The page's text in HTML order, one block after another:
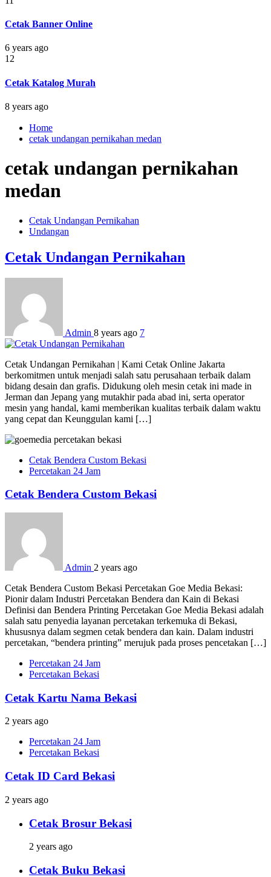
Cetak Banner Online
6 years ago
12
Cetak Katalog Murah
8 years ago
Home
cetak undangan pernikahan medan
cetak undangan pernikahan
medan
Cetak Undangan Pernikahan
Undangan
Cetak Undangan Pernikahan
Admin 8 years ago 7
Cetak Undangan Pernikahan | Kami Cetak Online Jakarta
berkomitmen untuk menjadi salah satu perusahaan terbaik dalam
bidang desain dan grafis. Didukung oleh mesin cetak ini made in
Jerman dan Jepang yang mutakhir pada abad ini, serta operator
mesin yang handal, kami memberikan kualitas terbaik dalam waktu
yang cepat dan Keunggulan kami […]
Cetak Bendera Custom Bekasi
Percetakan 24 Jam
Cetak Bendera Custom Bekasi
Admin 2 years ago
Cetak Bendera Custom Bekasi Percetakan Goe Media Bekasi:
Pionir dalam Industri Percetakan Bendera dan Kain di Bekasi
Definisi dan Bendera Printing Percetakan Goe Media Bekasi adalah
salah satu penyedia layanan percetakan terkemuka di Bekasi,
khususnya dalam segmen cetak bendera dan kain. Dalam industri
percetakan, “bendera printing” merujuk pada proses pencetakan […]
Percetakan 24 Jam
Percetakan Bekasi
Cetak Kartu Nama Bekasi
2 years ago
Percetakan 24 Jam
Percetakan Bekasi
Cetak ID Card Bekasi
2 years ago
Cetak Brosur Bekasi
2 years ago
Cetak Buku Bekasi